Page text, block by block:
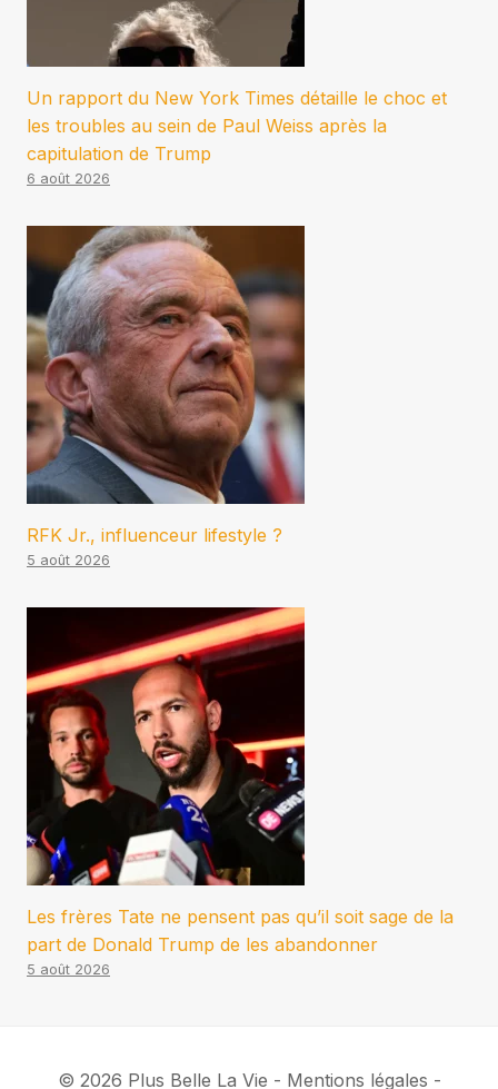
Un rapport du New York Times détaille le choc et
les troubles au sein de Paul Weiss après la
capitulation de Trump
6 août 2026
RFK Jr., influenceur lifestyle ?
5 août 2026
Les frères Tate ne pensent pas qu’il soit sage de la
part de Donald Trump de les abandonner
5 août 2026
© 2026 Plus Belle La Vie - Mentions légales -